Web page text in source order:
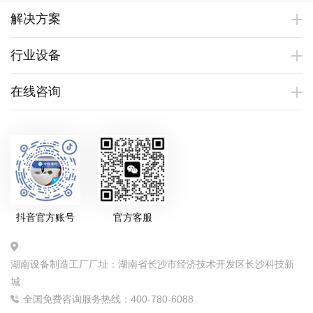
解决方案
行业设备
在线咨询
抖音官方账号 官方客服
湖南设备制造工厂厂址：湖南省长沙市经济技术开发区长沙科技新
城
全国免费咨询服务热线：400-780-6088